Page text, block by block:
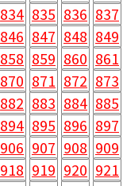
834 835 836 837
846 847 848 849
858 859 860 861
870 871 872 873
882 883 884 885
894 895 896 897
906 907 908 909
918 919 920 921